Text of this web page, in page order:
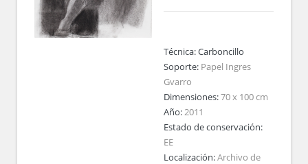
Técnica:Carboncillo
Soporte: Papel Ingres
Gvarro
Dimensiones:70 x 100 cm
Año:2011
Estado de conservación:
EE
Localización:Archivo de